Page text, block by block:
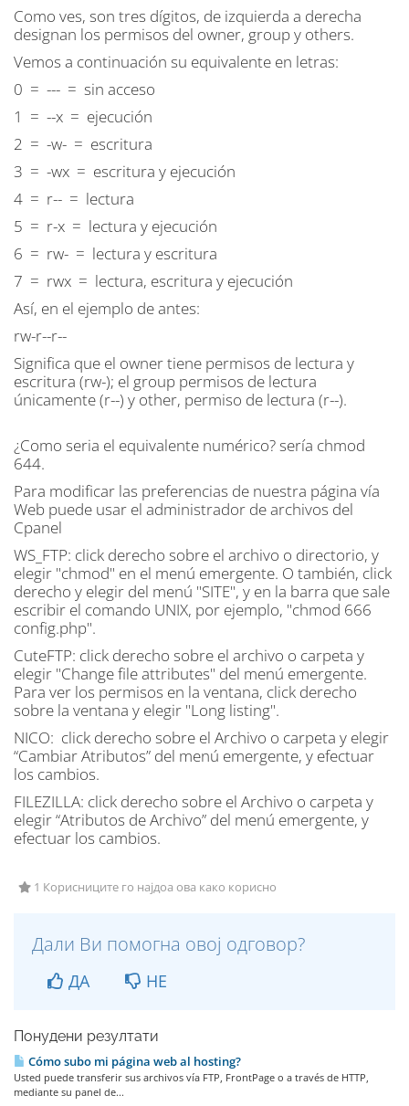
Como ves, son tres dígitos, de izquierda a derecha
designan los permisos del owner, group y others.
Vemos a continuación su equivalente en letras:
0 = --- = sin acceso
1 = --x = ejecución
2 = -w- = escritura
3 = -wx = escritura y ejecución
4 = r-- = lectura
5 = r-x = lectura y ejecución
6 = rw- = lectura y escritura
7 = rwx = lectura, escritura y ejecución
Así, en el ejemplo de antes:
rw-r--r--
Significa que el owner tiene permisos de lectura y
escritura (rw-); el group permisos de lectura
únicamente (r--) y other, permiso de lectura (r--).
¿Como seria el equivalente numérico? sería chmod
644.
Para modificar las preferencias de nuestra página vía
Web puede usar el administrador de archivos del
Cpanel
WS_FTP: click derecho sobre el archivo o directorio, y
elegir "chmod" en el menú emergente. O también, click
derecho y elegir del menú "SITE", y en la barra que sale
escribir el comando UNIX, por ejemplo, "chmod 666
config.php".
CuteFTP: click derecho sobre el archivo o carpeta y
elegir "Change file attributes" del menú emergente.
Para ver los permisos en la ventana, click derecho
sobre la ventana y elegir "Long listing".
NICO: click derecho sobre el Archivo o carpeta y elegir
“Cambiar Atributos” del menú emergente, y efectuar
los cambios.
FILEZILLA: click derecho sobre el Archivo o carpeta y
elegir “Atributos de Archivo” del menú emergente, y
efectuar los cambios.
1 Корисниците го најдоа ова како корисно
Дали Ви помогна овој одговор?
ДА НЕ
Понудени резултати
Cómo subo mi página web al hosting?
Usted puede transferir sus archivos vía FTP, FrontPage o a través de HTTP,
mediante su panel de...